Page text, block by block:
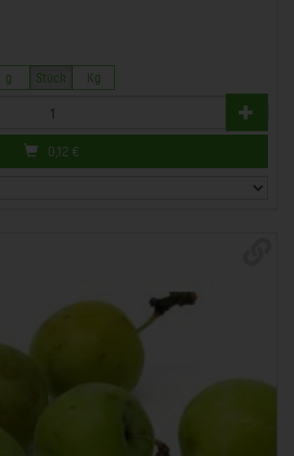
g Stück Kg
0,12 €